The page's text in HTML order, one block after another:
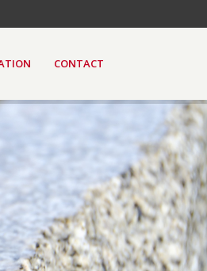
CONTACT